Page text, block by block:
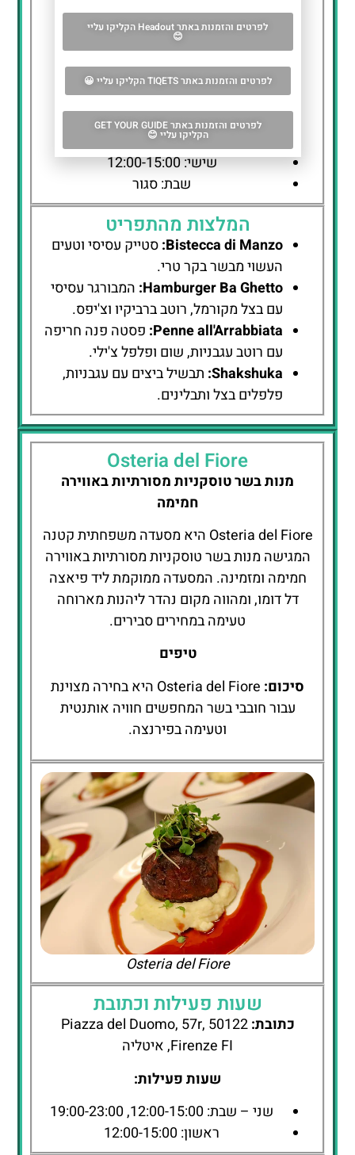
שעות פעילות וכתובת
כתובת:Via Luigi Carlo Farini, 5r, 50121
Firenze FI, איטליה
שעות פעילות:
ראשון – חמישי: 12:00-15:00, 19:00-
23:00
שישי: 12:00-15:00
שבת: סגור
המלצות מהתפריט
Bistecca di Manzo: סטייק עסיסי וטעים
העשוי מבשר בקר טרי.
Hamburger Ba Ghetto: המבורגר עסיסי
עם בצל מקורמל, רוטב ברביקיו וצ'יפס.
Penne all'Arrabbiata: פסטה פנה חריפה
עם רוטב עגבניות, שום ופלפל צ'ילי.
Shakshuka: תבשיל ביצים עם עגבניות,
פלפלים בצל ותבלינים.
Osteria del Fiore
מנות בשר טוסקניות מסורתיות באווירה
חמימה
Osteria del Fiore היא מסעדה משפחתית קטנה
המגישה מנות בשר טוסקניות מסורתיות באווירה
חמימה ומזמינה. המסעדה ממוקמת ליד פיאצה
דל דומו, ומהווה מקום נהדר ליהנות מארוחה
טעימה במחירים סבירים.
טיפים
סיכום:
Osteria del Fiore היא בחירה מצוינת
עבור חובבי בשר המחפשים חוויה אותנטית
וטעימה בפירנצה.
Osteria del Fiore
שעות פעילות וכתובת
כתובת: Piazza del Duomo, 57r, 50122
Firenze FI, איטליה
שעות פעילות:
שני – שבת: 12:00-15:00, 19:00-23:00
ראשון: 12:00-15:00
לפרטים והזמנות באתר Headout הקליקו עליי
😊
לפרטים והזמנות באתר TIQETS הקליקו עליי 😀
לפרטים והזמנות באתר GET YOUR GUIDE
הקליקו עליי 😊